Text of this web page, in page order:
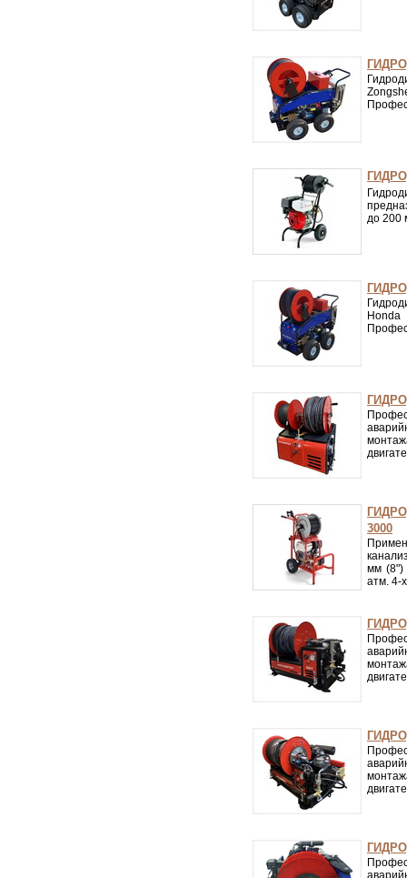
до 200
3000
мм (8")
атм. 4-